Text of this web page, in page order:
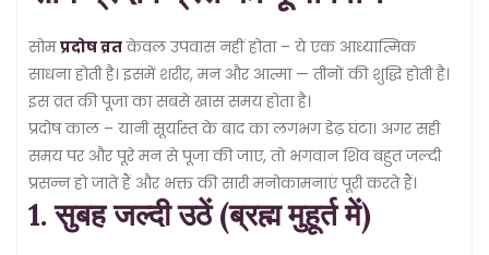
सोमप्रदोष व्रतकेवल उपवास नहीं होता – ये एक आध्यात्मिक
साधना होती है। इसमें शरीर, मन और आत्मा — तीनों की शुद्धि होती है।
इस व्रत की पूजा का सबसे खास समय होता है।
प्रदोष काल – यानी सूर्यास्त के बाद का लगभग डेढ़ घंटा। अगर सही
समय पर और पूरे मन से पूजा की जाए, तो भगवान शिव बहुत जल्दी
प्रसन्न हो जाते हैं और भक्त की सारी मनोकामनाएं पूरी करते हैं।
1. सुबह जल्दी उठें (ब्रह्म मुहूर्त में)